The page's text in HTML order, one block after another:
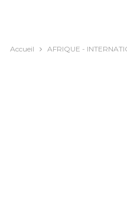
Accueil AFRIQUE -